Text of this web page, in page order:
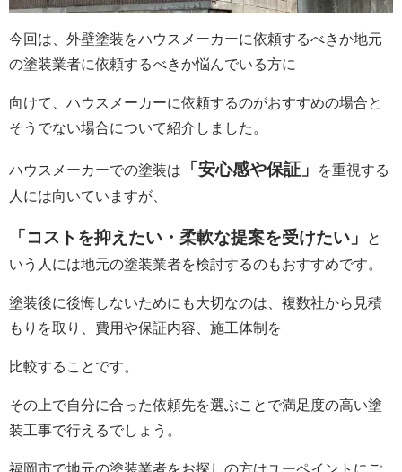
今回は、外壁塗装をハウスメーカーに依頼するべきか地元
の塗装業者に依頼するべきか悩んでいる方に
向けて、ハウスメーカーに依頼するのがおすすめの場合と
そうでない場合について紹介しました。
ハウスメーカーでの塗装は 「安心感や保証」
を重視する
人には向いていますが、
「コストを抑えたい・ 柔軟な提案を受けたい」
と
いう人には地元の塗装業者を検討するのもおすすめです。
塗装後に後悔しないためにも大切なのは、複数社から見積
もりを取り、費用や保証内容、施工体制を
比較することです。
その上で自分に合った依頼先を選ぶことで満足度の高い塗
装工事で行えるでしょう。
福岡市で地元の塗装業者をお探しの方はユーペイントにご